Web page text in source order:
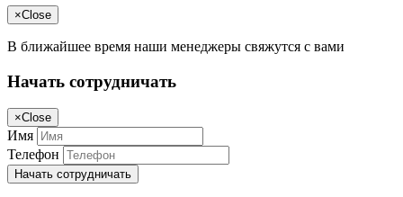
×Close
В ближайшее время наши менеджеры свяжутся с вами
Начать сотрудничать
×Close
Имя
Телефон
Начать сотрудничать